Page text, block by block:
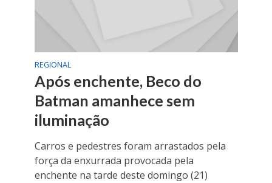
REGIONAL
Após enchente, Beco do
Batman amanhece sem
iluminação
Carros e pedestres foram arrastados pela
força da enxurrada provocada pela
enchente na tarde deste domingo (21)